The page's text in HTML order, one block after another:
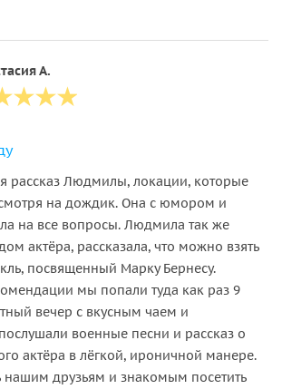
А.
рассказ Людмилы, локации, которые
на дождик. Она с юмором и
на все вопросы. Людмила так же
актёра, рассказала, что можно взять
посвященный Марку Бернесу.
мы попали туда как раз 9
вечер с вкусным чаем и
военные песни и рассказ о
актёра в лёгкой, ироничной манере.
нашим друзьям и знакомым посетить